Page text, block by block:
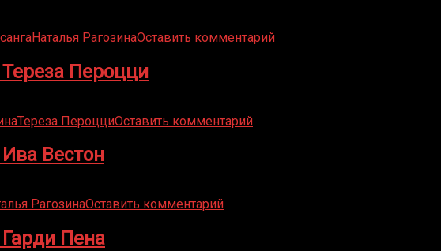
Наталья РагозинаОставить комментарий
Пероцци
Тереза ПероцциОставить комментарий
Вестон
РагозинаОставить комментарий
Пена